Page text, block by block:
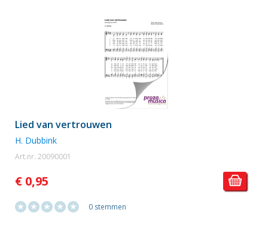
Lied van vertrouwen
H. Dubbink
Art.nr. 20090001
€ 0,95
0 stemmen